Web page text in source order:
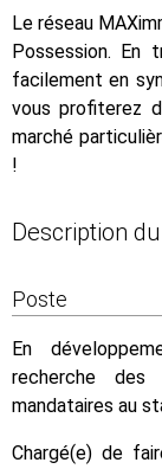
Le réseau
Possession. En
facilement en
vous profiterez
marché
!
Description
Poste
En
recherche des
mandataires au
Chargé(e) de